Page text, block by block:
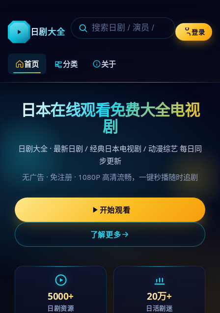
日剧大全
首页 分类 关于
登录
日本在线观看免费大全电视
剧
日剧大全 · 最新日剧 / 经典日本电视剧 / 动漫综艺 每日同
步更新
无广告 · 免注册 · 1080P 高清流畅，一键秒播随时追剧
开始观看
了解更多
5000+
日剧资源
20万+
日活剧迷